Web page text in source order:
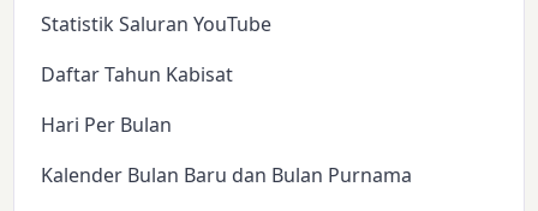
Statistik Saluran YouTube
Daftar Tahun Kabisat
Hari Per Bulan
Kalender Bulan Baru dan Bulan Purnama